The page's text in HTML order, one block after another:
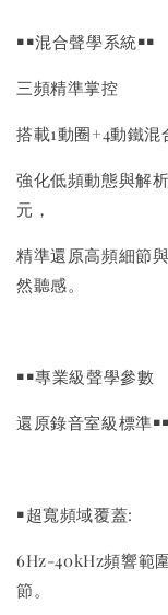
￭￭混合聲學系統￭￭
三頻精準掌控
搭載1動圈+4動鐵
強化低頻動態與解
元，
精準還原高頻細節
然聽感。
￭￭專業級聲學參數
還原錄音室級標準￭￭
￭超寬頻域覆蓋:
6Hz-40kHz頻響範
節。